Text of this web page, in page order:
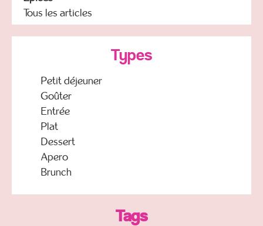
Tous les articles
Types
Petit déjeuner
Goûter
Entrée
Plat
Dessert
Apero
Brunch
Tags